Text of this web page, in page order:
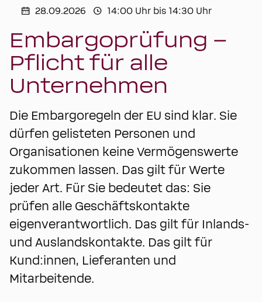
Embargoprüfung –
Pflicht für alle
Unternehmen
Die Embargoregeln der EU sind klar. Sie
dürfen gelisteten Personen und
Organisationen keine Vermögenswerte
zukommen lassen. Das gilt für Werte
jeder Art. Für Sie bedeutet das: Sie
prüfen alle Geschäftskontakte
eigenverantwortlich. Das gilt für Inlands-
und Auslandskontakte. Das gilt für
Kund:innen, Lieferanten und
Mitarbeitende.
28.09.2026 14:00 Uhr bis 14:30 Uhr